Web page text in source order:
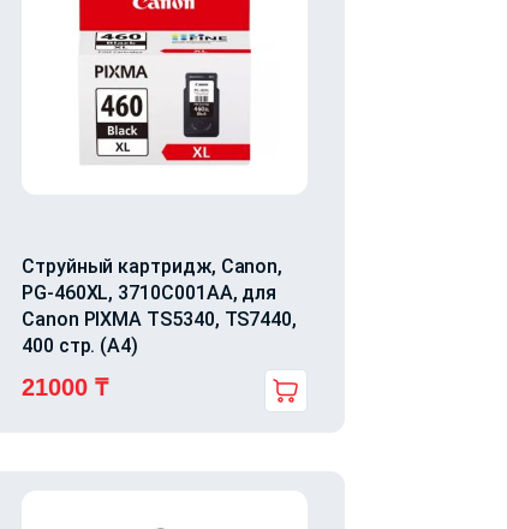
Струйный картридж, Canon,
PG-460XL, 3710C001AA, для
Canon PIXMA TS5340, TS7440,
400 стр. (А4)
21000 ₸